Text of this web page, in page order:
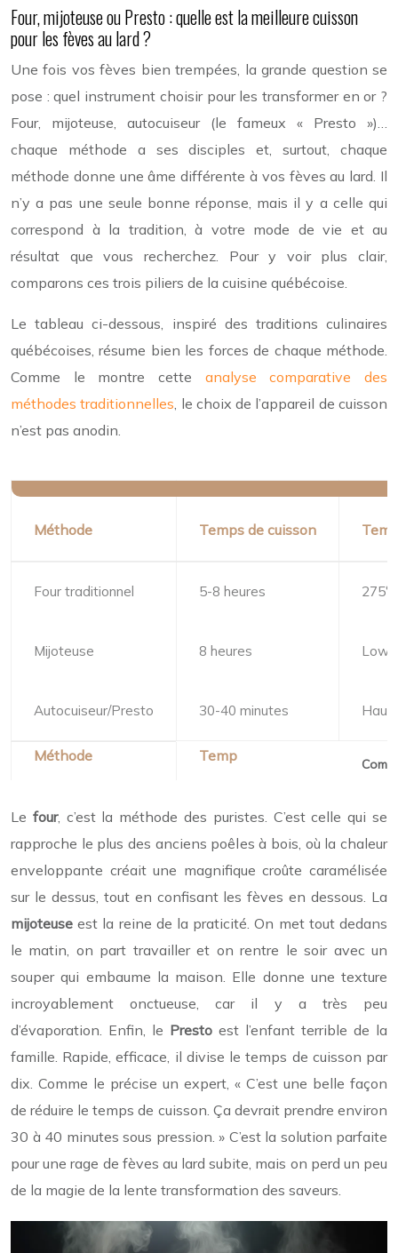
Four, mijoteuse ou Presto : quelle est la meilleure cuisson
pour les fèves au lard ?
Une fois vos fèves bien trempées, la grande question se
pose : quel instrument choisir pour les transformer en or ?
Four, mijoteuse, autocuiseur (le fameux « Presto »)…
chaque méthode a ses disciples et, surtout, chaque
méthode donne une âme différente à vos fèves au lard. Il
n’y a pas une seule bonne réponse, mais il y a celle qui
correspond à la tradition, à votre mode de vie et au
résultat que vous recherchez. Pour y voir plus clair,
comparons ces trois piliers de la cuisine québécoise.
Le tableau ci-dessous, inspiré des traditions culinaires
québécoises, résume bien les forces de chaque méthode.
Comme le montre cette analyse comparative des
méthodes traditionnelles, le choix de l’appareil de cuisson
n’est pas anodin.
Méthode Temps de cuisson
Four traditionnel 5-8 heures
Mijoteuse 8 heures Low/
Autocuiseur/Presto 30-40 minutes
Le four, c’est la méthode des puristes. C’est celle qui se
rapproche le plus des anciens poêles à bois, où la chaleur
enveloppante créait une magnifique croûte caramélisée
sur le dessus, tout en confisant les fèves en dessous. La
mijoteuse est la reine de la praticité. On met tout dedans
le matin, on part travailler et on rentre le soir avec un
souper qui embaume la maison. Elle donne une texture
incroyablement onctueuse, car il y a très peu
d’évaporation. Enfin, le Presto est l’enfant terrible de la
famille. Rapide, efficace, il divise le temps de cuisson par
dix. Comme le précise un expert, « C’est une belle façon
de réduire le temps de cuisson. Ça devrait prendre environ
30 à 40 minutes sous pression. » C’est la solution parfaite
pour une rage de fèves au lard subite, mais on perd un peu
de la magie de la lente transformation des saveurs.